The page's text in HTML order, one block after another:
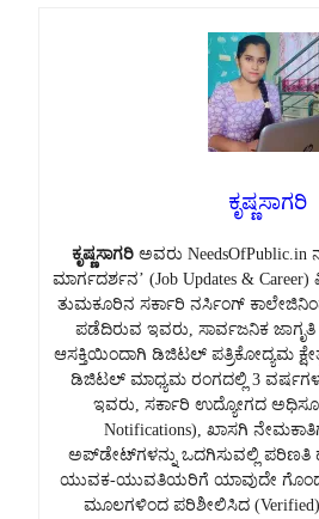
ಕೃಷ್ಣಸಾಗರಿ
ಕೃಷ್ಣಸಾಗರಿ ಅವರು NeedsOfPublic.in
ಮಾರ್ಗದರ್ಶನ’ (Job Updates & Career)
ತುಮಕೂರಿನ ಸರ್ಕಾರಿ ನರ್ಸಿಂಗ್
ಪಡೆದಿರುವ ಇವರು, ಸಾರ್ವಜನಿಕ
ಆಸಕ್ತಿಯಿಂದಾಗಿ ಡಿಜಿಟಲ್ ಪತ್ರಿಕೋದ್ಯಮ
ಡಿಜಿಟಲ್ ಮಾಧ್ಯಮ ರಂಗದಲ್ಲಿ 3
ಇವರು, ಸರ್ಕಾರಿ ಉದ್ಯೋಗದ
Notifications), ಖಾಸಗಿ
ಅಪ್‌ಡೇಟ್‌ಗಳನ್ನು ಒದಗಿಸುವಲ್ಲಿ ಪರಿಣತಿ
ಯುವಕ-ಯುವತಿಯರಿಗೆ ಯಾವುದೇ
ಮೂಲಗಳಿಂದ ಪರಿಶೀಲಿಸಿದ